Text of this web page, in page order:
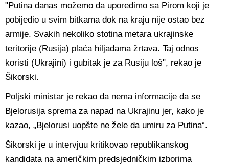
"Putina danas možemo da uporedimo sa Pirom koji je
pobijedio u svim bitkama dok na kraju nije ostao bez
armije. Svakih nekoliko stotina metara ukrajinske
teritorije (Rusija) plaća hiljadama žrtava. Taj odnos
koristi (Ukrajini) i gubitak je za Rusiju loš", rekao je
Šikorski.
Poljski ministar je rekao da nema informacije da se
Bjelorusija sprema za napad na Ukrajinu jer, kako je
kazao, „Bjelorusi uopšte ne žele da umiru za Putina“.
Šikorski je u intervjuu kritikovao republikanskog
kandidata na američkim predsjedničkim izborima